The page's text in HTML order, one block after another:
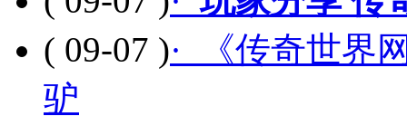
( 09-07 )· 《传奇世界
驴